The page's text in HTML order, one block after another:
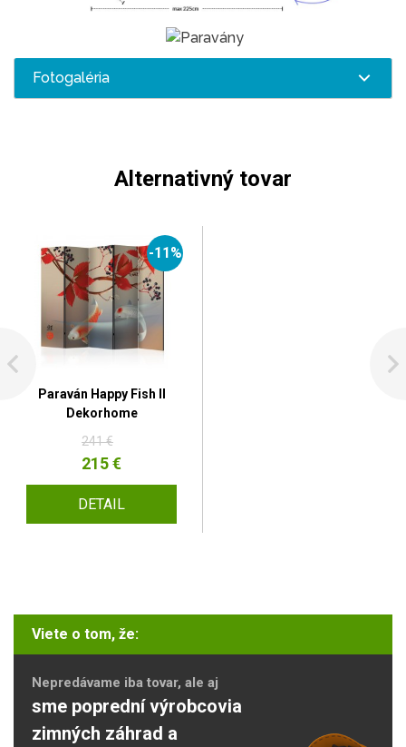
Fotogaléria
Alternativný tovar
-11%
Paraván Happy Fish II
Dekorhome
241 €
215 €
DETAIL
Viete o tom, že:
Nepredávame iba tovar, ale aj
sme poprední výrobcovia
zimných záhrad a